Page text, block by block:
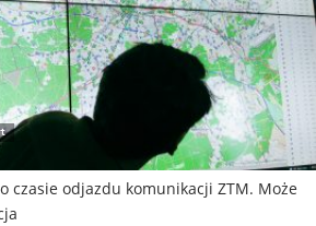
czasie odjazdu komunikacji ZTM. Może